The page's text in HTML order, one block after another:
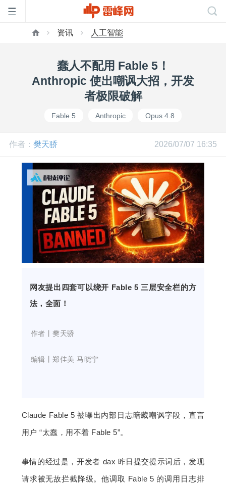
页
开
活
资讯 人工智能
蠢人不配用 Fable 5！
Anthropic 使出嘲讽大招，开发
者极限破解
Fable 5 Anthropic Opus 4.8
作者： 樊天骄 2026/07/07 16:35
网友提出四套可以绕开 Fable 5 三层安全栏的方
法，全面！
作者丨樊天骄
编辑丨郑佳美 马晓宁
Claude Fable 5 被曝出内部日志暗藏嘲讽字段，直言
用户 “太蠢，用不着 Fable 5”。
事情的经过是，开发者 dax 昨日提交提示词后，发现
请求被无故拦截降级。他调取 Fable 5 的调用日志排